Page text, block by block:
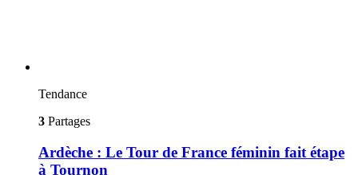
Tendance
3 Partages
Ardèche : Le Tour de France féminin fait étape
à Tournon